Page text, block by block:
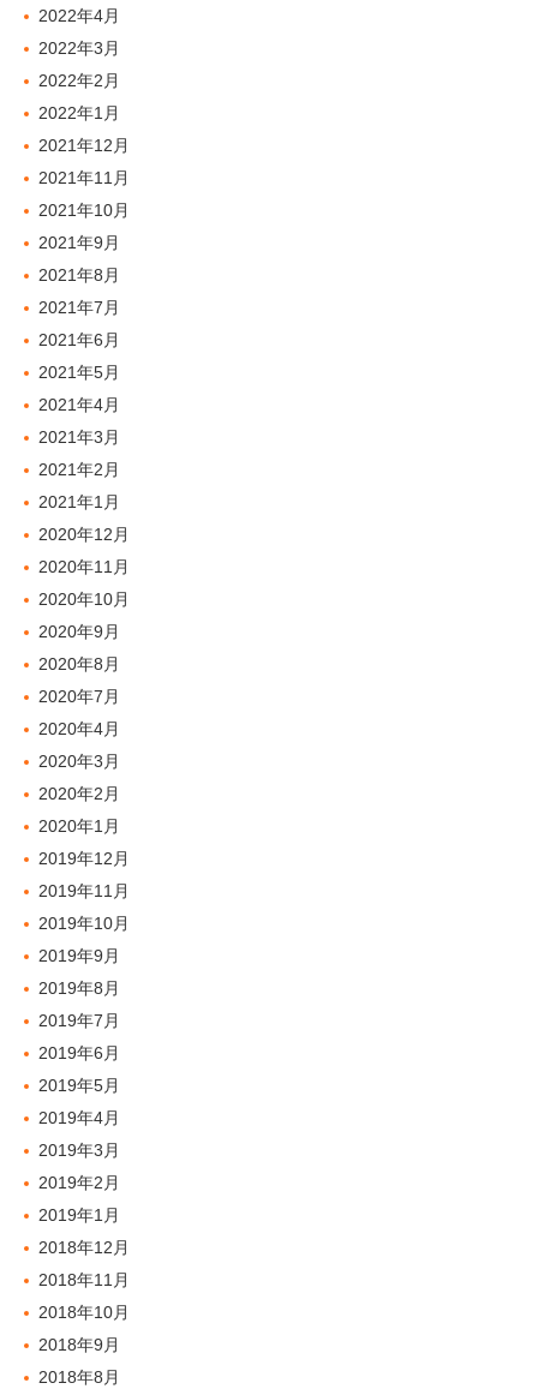
2022年4月
2022年3月
2022年2月
2022年1月
2021年12月
2021年11月
2021年10月
2021年9月
2021年8月
2021年7月
2021年6月
2021年5月
2021年4月
2021年3月
2021年2月
2021年1月
2020年12月
2020年11月
2020年10月
2020年9月
2020年8月
2020年7月
2020年4月
2020年3月
2020年2月
2020年1月
2019年12月
2019年11月
2019年10月
2019年9月
2019年8月
2019年7月
2019年6月
2019年5月
2019年4月
2019年3月
2019年2月
2019年1月
2018年12月
2018年11月
2018年10月
2018年9月
2018年8月